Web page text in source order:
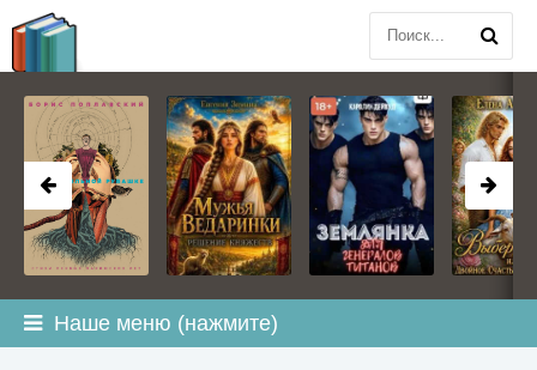
Наше меню (нажмите)
BOOKPLANETA.COM